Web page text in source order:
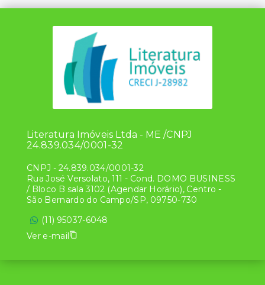
Literatura Imóveis Ltda - ME /CNPJ
24.839.034/0001-32
CNPJ - 24.839.034/0001-32
Rua José Versolato, 111 - Cond. DOMO BUSINESS
/ Bloco B sala 3102 (Agendar Horário), Centro -
São Bernardo do Campo/SP, 09750-730
(11) 95037-6048
Ver e-mail